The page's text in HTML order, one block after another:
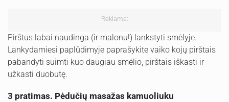
Reklama:
Pirštus labai naudinga (ir malonu!) lankstyti smėlyje.
Lankydamiesi paplūdimyje paprašykite vaiko kojų pirštais
pabandyti suimti kuo daugiau smėlio, pirštais iškasti ir
užkasti duobutę.
3 pratimas. Pėdučių masažas kamuoliuku